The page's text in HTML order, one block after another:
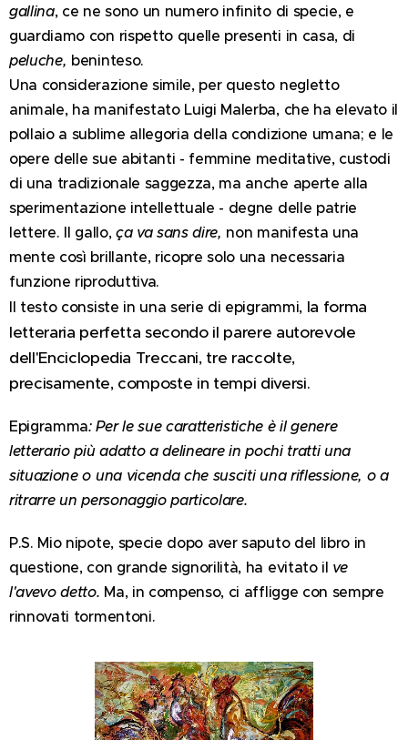
gallina, ce ne sono un numero infinito di specie, e
guardiamo con rispetto quelle presenti in casa, di
peluche, beninteso.
Una considerazione simile, per questo negletto
animale, ha manifestato Luigi Malerba, che ha elevato il
pollaio a sublime allegoria della condizione umana; e le
opere delle sue abitanti - femmine meditative, custodi
di una tradizionale saggezza, ma anche aperte alla
sperimentazione intellettuale - degne delle patrie
lettere. Il gallo, ça va sans dire, non manifesta una
mente così brillante, ricopre solo una necessaria
funzione riproduttiva.
Il testo consiste in una serie di epigrammi, la forma
letteraria perfetta secondo il parere autorevole
dell'Enciclopedia Treccani, tre raccolte,
precisamente, composte in tempi diversi.
Epigramma: Per le sue caratteristiche è il genere
letterario più adatto a delineare in pochi tratti una
situazione o una vicenda che susciti una riflessione, o a
ritrarre un personaggio particolare.
P.S. Mio nipote, specie dopo aver saputo del libro in
questione, con grande signorilità, ha evitato il ve
l'avevo detto. Ma, in compenso, ci affligge con sempre
rinnovati tormentoni.